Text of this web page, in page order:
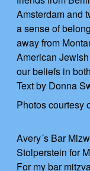
Amsterdam and
a sense of
away from
American
our beliefs in
Text by Donna
Photos courtesy
Avery´s Bar
Stolperstein for
For my bar